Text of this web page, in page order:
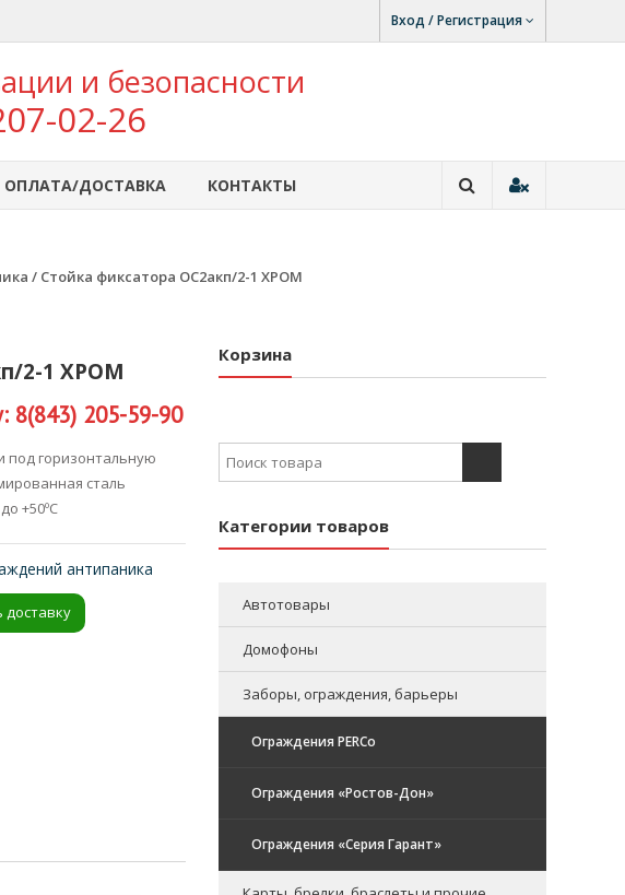
Вход / Регистрация
и безопасности
02-26
ОПЛАТА/ДОСТАВКА КОНТАКТЫ
/ Стойка фиксатора ОС2акп/2-1 ХРОМ
2-1 ХРОМ
8(843) 205-59-90
под горизонтальную
сталь
+50ºС
антипаника
доставку
Корзина
Search for:
Категории товаров
Автотовары
Домофоны
Заборы, ограждения, барьеры
Ограждения PERCo
Ограждения «Ростов-Дон»
Ограждения «Серия Гарант»